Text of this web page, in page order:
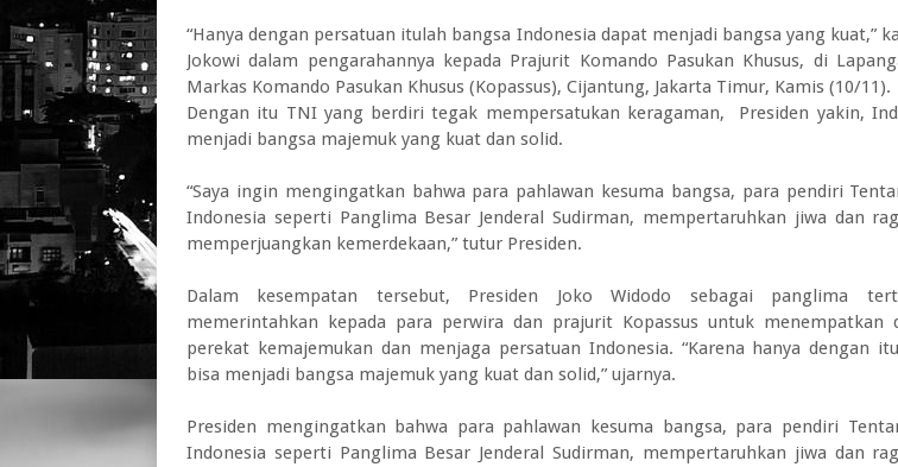
“Hanya dengan persatuan itulah bangsa Indonesia dapat menjadi bangsa yang kuat,”
Jokowi dalam pengarahannya kepada Prajurit Komando Pasukan Khusus, di
Markas Komando Pasukan Khusus (Kopassus), Cijantung, Jakarta Timur, Kamis (10/11).
Dengan itu TNI yang berdiri tegak mempersatukan keragaman, Presiden yakin,
menjadi bangsa majemuk yang kuat dan solid.
“Saya ingin mengingatkan bahwa para pahlawan kesuma bangsa, para pendiri
Indonesia seperti Panglima Besar Jenderal Sudirman, mempertaruhkan jiwa dan
memperjuangkan kemerdekaan,” tutur Presiden.
Dalam kesempatan tersebut, Presiden Joko Widodo sebagai panglima
memerintahkan kepada para perwira dan prajurit Kopassus untuk menempatkan
perekat kemajemukan dan menjaga persatuan Indonesia. “Karena hanya dengan
bisa menjadi bangsa majemuk yang kuat dan solid,” ujarnya.
Presiden mengingatkan bahwa para pahlawan kesuma bangsa, para pendiri
Indonesia seperti Panglima Besar Jenderal Sudirman, mempertaruhkan jiwa dan